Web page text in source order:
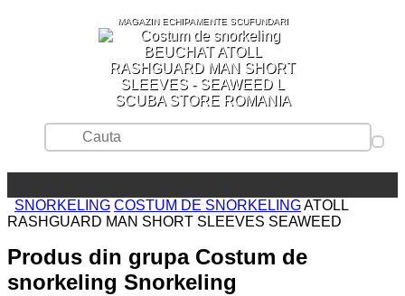
MAGAZIN ECHIPAMENTE SCUFUNDARI
SCUBA STORE ROMANIA
SNORKELING COSTUM DE SNORKELINGATOLL
RASHGUARD MAN SHORT SLEEVES SEAWEED
Produs din grupa Costum de
snorkeling Snorkeling